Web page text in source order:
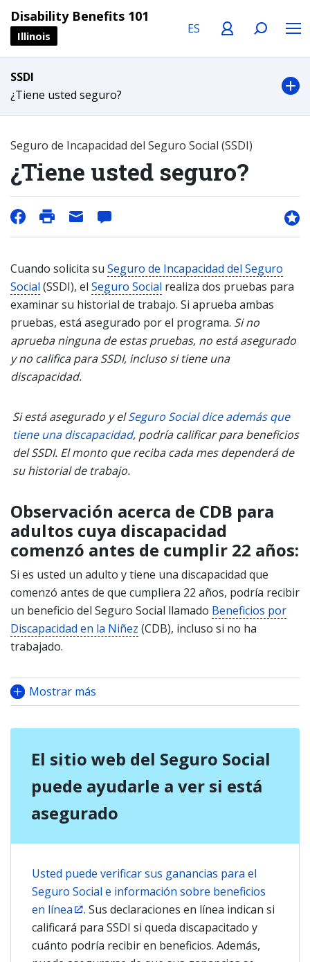
Disability Benefits 101
Illinois
SSDI
¿Tiene usted seguro?
Seguro de Incapacidad del Seguro Social (SSDI)
¿Tiene usted seguro?
Cuando solicita su Seguro de Incapacidad del Seguro
Social (SSDI), el Seguro Social realiza dos pruebas para
examinar su historial de trabajo. Si aprueba ambas
pruebas, está asegurado por el programa. Si no
aprueba ninguna de estas pruebas, no está asegurado
y no califica para SSDI, incluso si tiene una
discapacidad.
Si está asegurado y elSeguro Social dice además que
tiene una discapacidad, podría calificar para beneficios
del SSDI. El monto que reciba cada mes dependerá de
su historial de trabajo.
Observación acerca de CDB para
adultos cuya discapacidad
comenzó antes de cumplir 22 años:
Si es usted un adulto y tiene una discapacidad que
comenzó antes de que cumpliera 22 años, podría recibir
un beneficio del Seguro Social llamado Beneficios por
Discapacidad en la Niñez (CDB), incluso si no ha
trabajado.
Mostrar más
El sitio web del Seguro Social
puede ayudarle a ver si está
asegurado
Usted puede verificar sus ganancias para el
Seguro Social e información sobre beneficios
en línea
. Sus declaraciones en línea indican si
calificará para SSDI si queda discapacitado y
cuánto podría recibir en beneficios. Además,